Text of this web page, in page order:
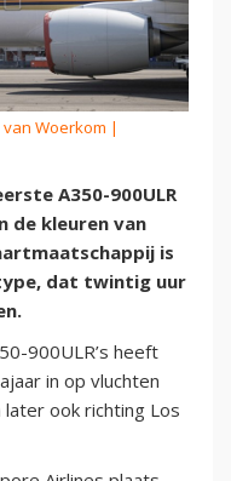
van Woerkom |
A350-900ULR
de kleuren van
is
dat twintig uur
900ULR’s heeft
in op vluchten
later ook richting Los